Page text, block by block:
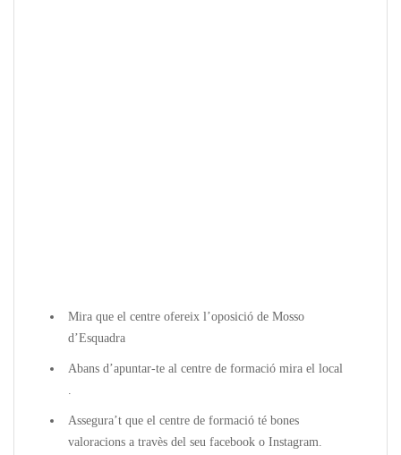
Mira que el centre ofereix l’oposició de Mosso
d’Esquadra
Abans d’apuntar-te al centre de formació mira el local
.
Assegura’t que el centre de formació té bones
valoracions a travès del seu facebook o Instagram.